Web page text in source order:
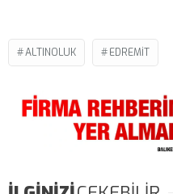
ALTINOLUK EDREMIT